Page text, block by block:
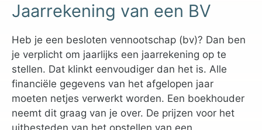
Jaarrekening van een BV
Heb je een besloten vennootschap (bv)? Dan ben
je verplicht om jaarlijks een jaarrekening op te
stellen. Dat klinkt eenvoudiger dan het is. Alle
financiële gegevens van het afgelopen jaar
moeten netjes verwerkt worden. Een boekhouder
neemt dit graag van je over. De prijzen voor het